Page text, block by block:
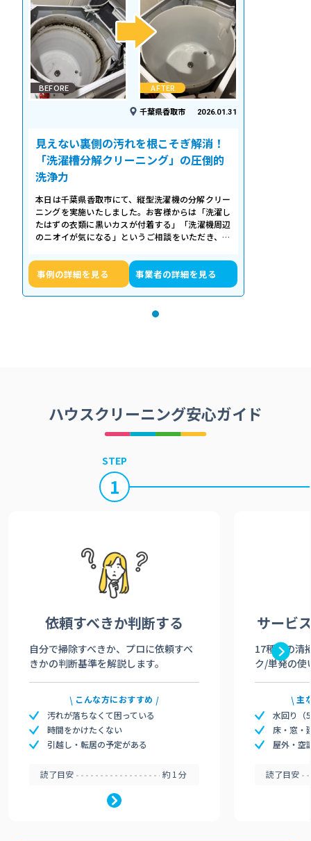
BEFORE AFTER
千葉県香取市 2026.01.31
見えない裏側の汚れを根こそぎ解消！
「洗濯槽分解クリーニング」の圧倒的
洗浄力
本日は千葉県香取市にて、縦型洗濯機の分解クリー
ニングを実施いたしました。お客様からは「洗濯し
たはずの衣類に黒いカスが付着する」「洗濯機周辺
のニオイが気になる」というご相談をいただき、内
事例の詳細を見る 事業者の詳細を見る
ハウスクリーニング安心ガイド
STEP
1
依頼すべきか判断する
自分で掃除すべきか、プロに依頼すべ
きかの判断基準を解説します。
こんな方におすすめ
汚れが落ちなくて困っている
時間をかけたくない
引越し・転居の予定がある
読了目安 約1分
サービ
17種類の清
ク/単発の使
主
水回り（
床・窓・
屋外・空
読了目安